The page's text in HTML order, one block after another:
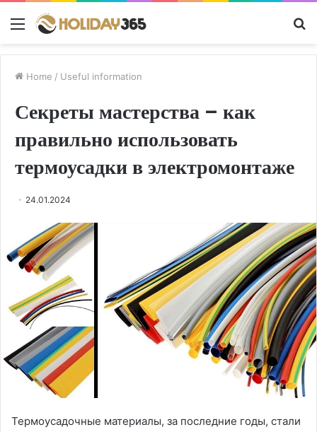
Menu
Home / Useful information
Секреты мастерства – как
правильно использовать
термоусадки в электромонтаже
24.01.2024
Термоусадочные материалы, за последние годы, стали